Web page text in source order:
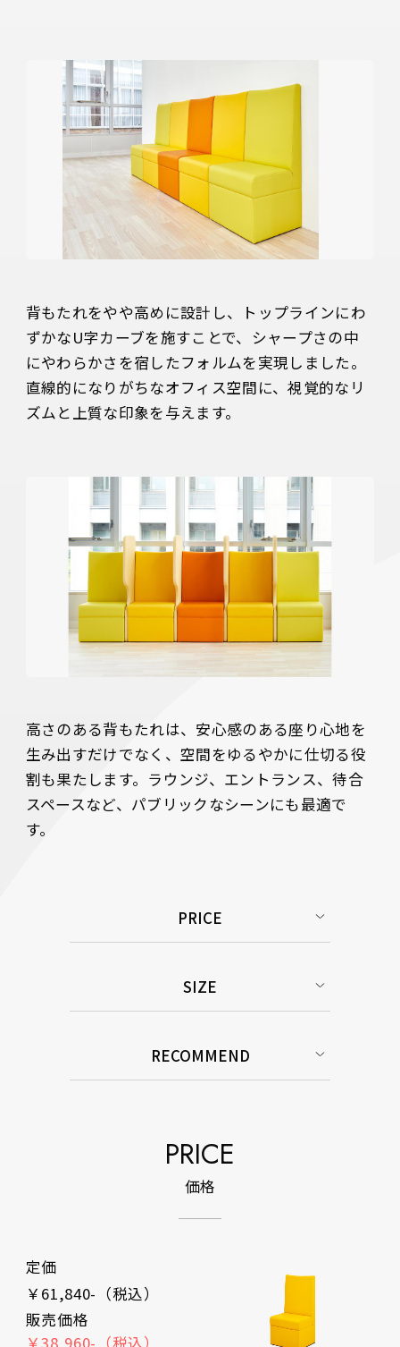
背もたれをやや高めに設計し、トップラインにわ
ずかなU字カーブを施すことで、シャープさの中
にやわらかさを宿したフォルムを実現しました。
直線的になりがちなオフィス空間に、視覚的なリ
ズムと上質な印象を与えます。
高さのある背もたれは、安心感のある座り心地を
生み出すだけでなく、空間をゆるやかに仕切る役
割も果たします。ラウンジ、エントランス、待合
スペースなど、パブリックなシーンにも最適で
す。
PRICE
SIZE
RECOMMEND
PRICE
価格
定価
￥61,840-（税込）
販売価格
￥38,960-（税込）